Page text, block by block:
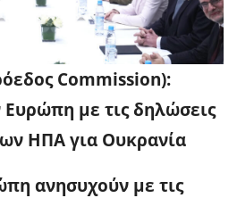
Commission):
με τις δηλώσεις
ΗΠΑ για Ουκρανία
ανησυχούν με τις